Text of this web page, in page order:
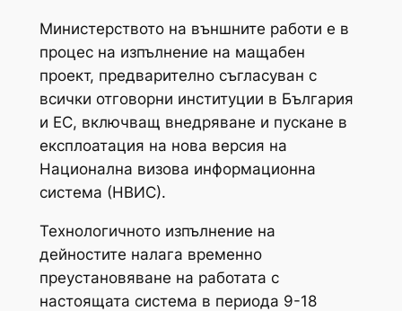
Министерството на външните работи е в
процес на изпълнение на мащабен
проект, предварително съгласуван с
всички отговорни институции в България
и ЕС, включващ внедряване и пускане в
експлоатация на нова версия на
Национална визова информационна
система (НВИС).
Технологичното изпълнение на
дейностите налага временно
преустановяване на работата с
настоящата система в периода 9-18